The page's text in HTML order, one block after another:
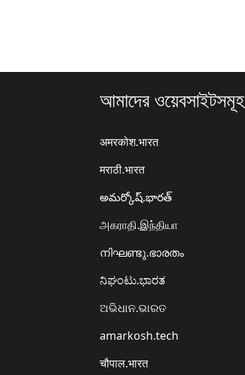
আমাদের ওয়েবসাইটসমূহ
अमरकोश.भारत
मराठी.भारत
అమర్కోష్.భారత్
அகராதி.இந்தியா
നിഘണ്ടു.ഭാരതം
ನಿಘಂಟು.ಭಾರತ
ଅଭିଧାନ.ଭାରତ
amarkosh.tech
चौपाल.भारत